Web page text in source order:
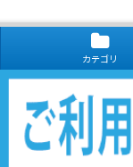
カテゴリ